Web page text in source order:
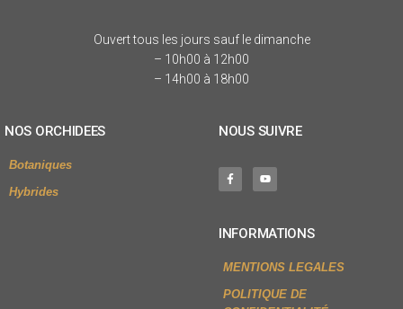
Ouvert tous les jours sauf le dimanche
– 10h00 à 12h00
– 14h00 à 18h00
NOS ORCHIDEES
Botaniques
Hybrides
NOUS SUIVRE
INFORMATIONS
MENTIONS LEGALES
POLITIQUE DE